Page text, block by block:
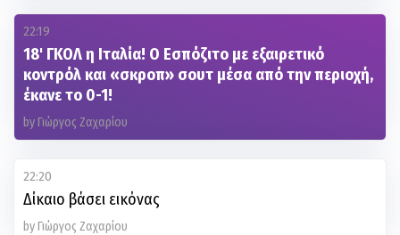
22:19
18' ΓΚΟΛ η Ιταλία! Ο Εσπόζιτο με εξαιρετικό
κοντρόλ και «σκροπ» σουτ μέσα από την περιοχή,
έκανε το 0-1!
by Γιώργος Ζαχαρίου
22:20
Δίκαιο βάσει εικόνας
by Γιώργος Ζαχαρίου